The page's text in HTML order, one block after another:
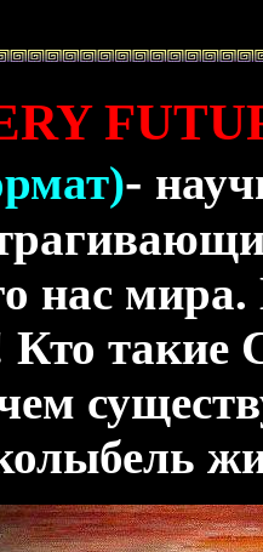
-
нас мира.
Кто такие